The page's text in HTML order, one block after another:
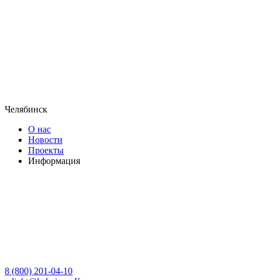
Челябинск
О нас
Новости
Проекты
Информация
8 (800) 201-04-10